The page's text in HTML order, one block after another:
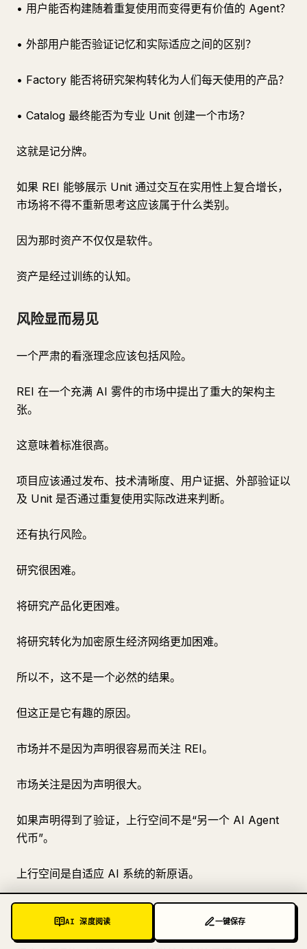
• 用户能否构建随着重复使用而变得更有价值的 Agent？
• 外部用户能否验证记忆和实际适应之间的区别？
• Factory 能否将研究架构转化为人们每天使用的产品？
• Catalog 最终能否为专业 Unit 创建一个市场？
这就是记分牌。
如果 REI 能够展示 Unit 通过交互在实用性上复合增长，
市场将不得不重新思考这应该属于什么类别。
因为那时资产不仅仅是软件。
资产是经过训练的认知。
风险显而易见
一个严肃的看涨理念应该包括风险。
REI 在一个充满 AI 雾件的市场中提出了重大的架构主
张。
这意味着标准很高。
项目应该通过发布、技术清晰度、用户证据、外部验证以
及 Unit 是否通过重复使用实际改进来判断。
还有执行风险。
研究很困难。
将研究产品化更困难。
将研究转化为加密原生经济网络更加困难。
所以不，这不是一个必然的结果。
但这正是它有趣的原因。
市场并不是因为声明很容易而关注 REI。
市场关注是因为声明很大。
如果声明得到了验证，上行空间不是“另一个 AI Agent
代币”。
上行空间是自适应 AI 系统的新原语。
为什么加密在这里很重要
AI 深度阅读 一键保存